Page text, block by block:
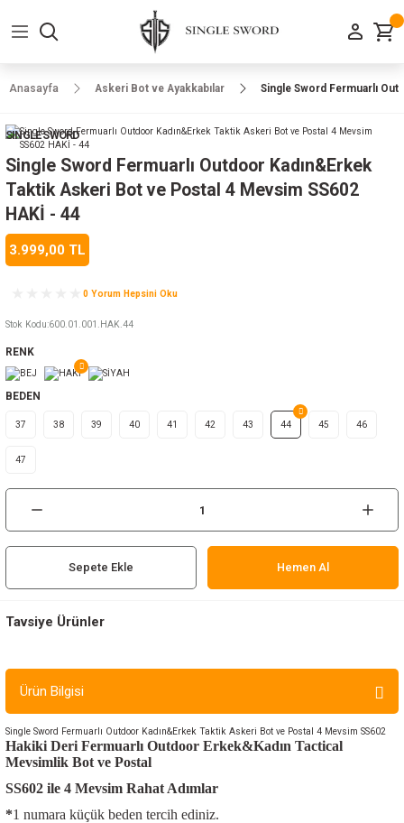
Geri Dön
Geri Dön
Combat
ve Çorap
Geri Dön
Geri Dön
Geri Dön
Geri Dön
Geri Dön
Anasayfa Askeri Bot ve Ayakkabılar Single Sword Fermuarlı
SINGLE SWORD
Single Sword Fermuarlı Outdoor Kadın&Erkek
Taktik Askeri Bot ve Postal 4 Mevsim SS602
HAKİ - 44
3.999,00 TL
0 Yorum Hepsini Oku
Stok Kodu:600.01.001.HAK.44
RENK
BEDEN
37 38 39 40 41 42 43 44 45 46
47
Sepete Ekle Hemen Al
Tavsiye Ürünler
Single Sword Fermuarlı Outdoor Kadın&Erkek Taktik Askeri Bot ve Postal 4
Ürün Bilgisi
Single Sword Fermuarlı Outdoor Kadın&Erkek Taktik Askeri Bot ve Postal 4 Mevsim SS602
Hakiki Deri Fermuarlı Outdoor Erkek&Kadın Tactical
Mevsimlik Bot ve Postal
SS602 ile 4 Mevsim Rahat Adımlar
*1 numara küçük beden tercih ediniz.